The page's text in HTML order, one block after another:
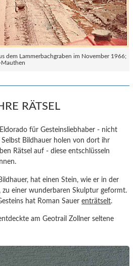
dem Lammerbachgraben im November 1966;
Mauthen
RÄTSEL
für Gesteinsliebhaber - nicht
Bildhauer holen von dort ihr
Rätsel auf - diese entschlüsseln
hat einen Stein, wie er in der
einer wunderbaren Skulptur geformt.
hat Roman Sauerenträtselt.
am Geotrail Zollner seltene